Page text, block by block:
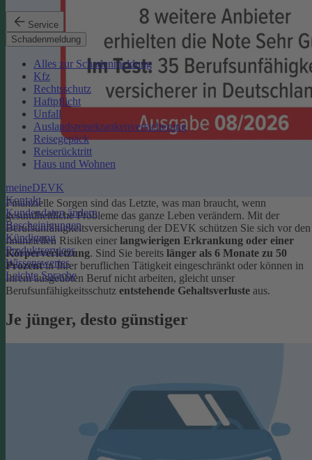
Service
Schadenmeldung
Alles zur Schadenmeldung
Kfz
Rechtsschutz
Haftpflicht
Unfall
Auslandsreisekrankenversicherung
Reisegepäck
Reiserücktritt
Haus und Wohnen
meineDEVK
Kontakt
Kundendaten ändern
Bescheinigungen
Kündigung
Produktservices
Wissenswertes
Leichte Sprache
Finanzielle Sorgen sind das Letzte, was man braucht, wenn
gesundheitliche Probleme das ganze Leben verändern. Mit der
Berufsunfähigkeitsversicherung der DEVK schützen Sie sich vor den
finanziellen Risiken einer langwierigen Erkrankung oder einer
Körperverletzung. Sind Sie bereits länger als 6 Monate zu 50
Prozentin Ihrer beruflichen Tätigkeit eingeschränkt oder können in
Ihrem ausgeübten Beruf nicht arbeiten, gleicht unser
Berufsunfähigkeitsschutz entstehende Gehaltsverluste aus.
Je jünger, desto günstiger